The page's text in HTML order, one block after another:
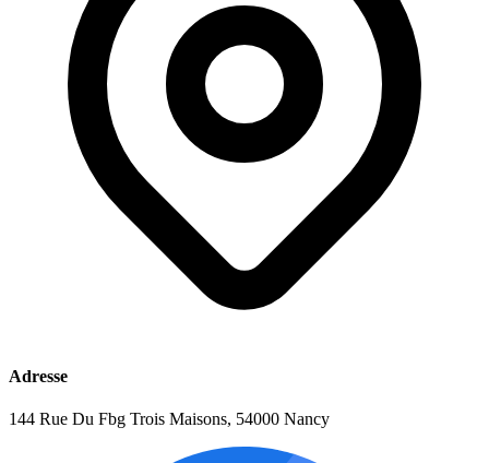
Adresse
144 Rue Du Fbg Trois Maisons, 54000 Nancy